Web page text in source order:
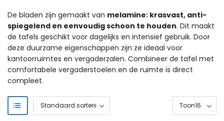
De bladen zijn gemaakt van melamine: krasvast, anti-
spiegelend en eenvoudig schoon te houden. Dit maakt
de tafels geschikt voor dagelijks en intensief gebruik. Door
deze duurzame eigenschappen zijn ze ideaal voor
kantoorruimtes en vergaderzalen. Combineer de tafel met
comfortabele vergaderstoelen en de ruimte is direct
compleet.